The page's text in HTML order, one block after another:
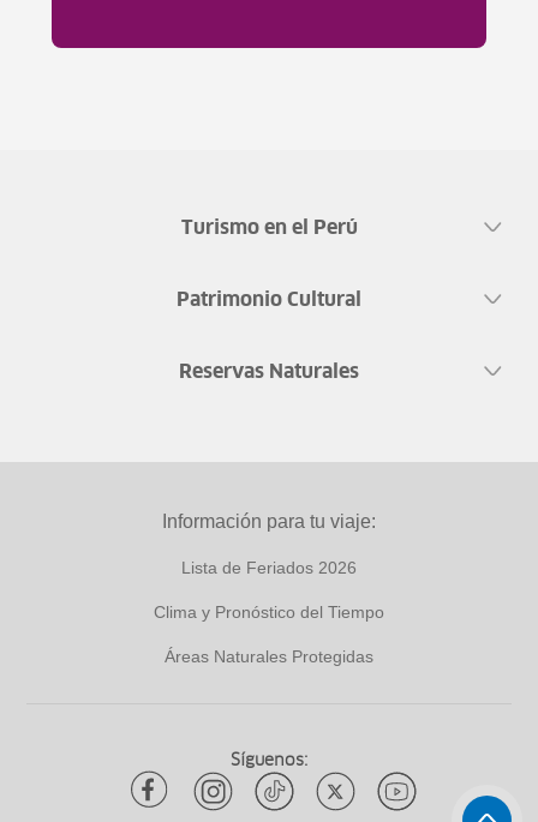
Turismo en el Perú
Patrimonio Cultural
Reservas Naturales
Información para tu viaje:
Lista de Feriados 2026
Clima y Pronóstico del Tiempo
Áreas Naturales Protegidas
Síguenos: